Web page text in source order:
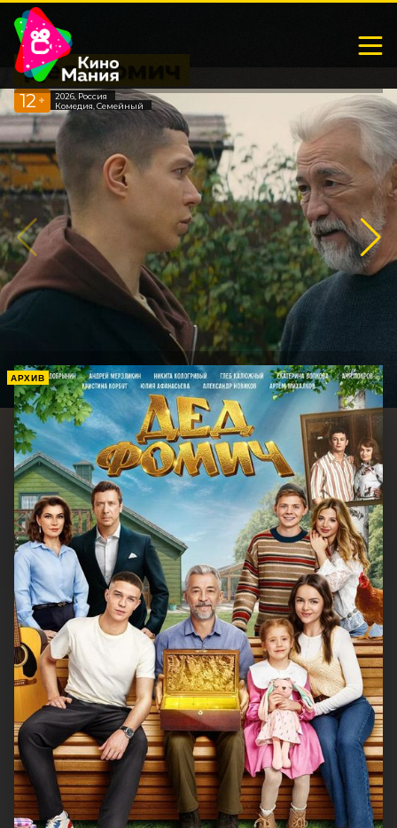
Дед Фомич
12 +
2026, Россия
Комедия, Семейный
АРХИВ